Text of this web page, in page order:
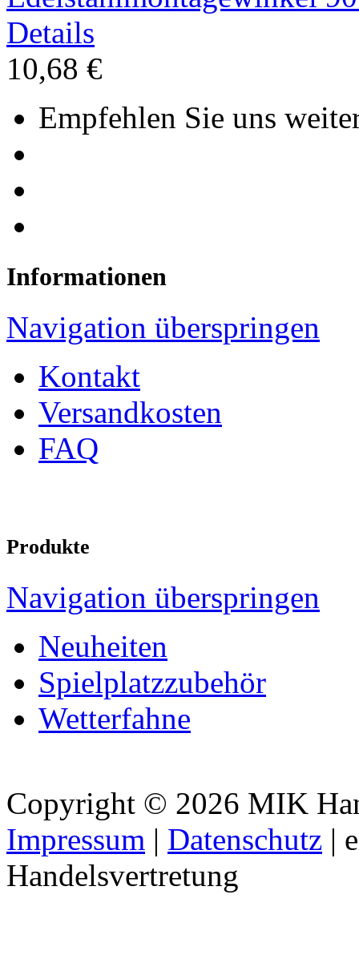
Details
10,68 €
Empfehlen Sie uns
Informationen
Navigation überspringen
Kontakt
Versandkosten
FAQ
Produkte
Navigation überspringen
Neuheiten
Spielplatzzubehör
Wetterfahne
Copyright © 2026 MIK
Impressum | Datenschutz |
Handelsvertretung